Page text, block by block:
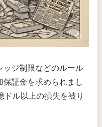
ッジ制限などのルール
証金を求められまし
ドル以上の損失を被り